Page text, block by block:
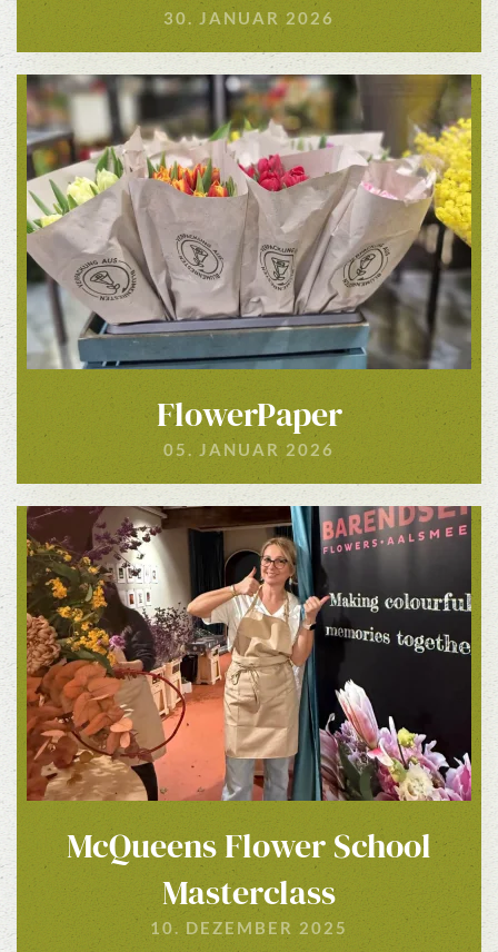
30. JANUAR 2026
FlowerPaper
05. JANUAR 2026
McQueens Flower School
Masterclass
10. DEZEMBER 2025